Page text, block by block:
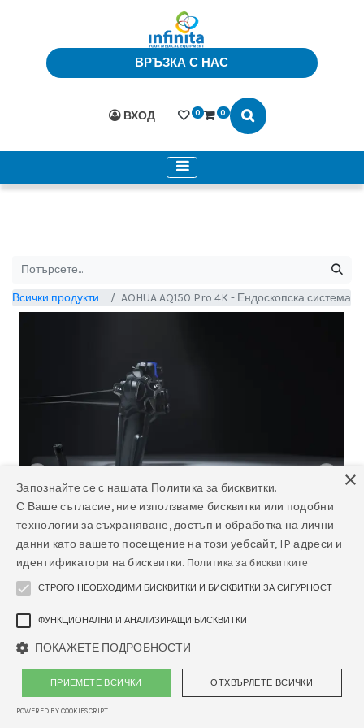
ВРЪЗКА С НАС
ВХОД 0 0
Всички продукти AOHUA AQ150 Pro 4K - Ендоскопска система
×
Запознайте се с нашата Политика за бисквитки.
С Ваше съгласие, ние използваме бисквитки или подобни
технологии за съхраняване, достъп и обработка на лични
данни като вашето посещение на този уебсайт, IP адреси и
идентификатори на бисквитки. Политика за бисквитките
СТРОГО НЕОБХОДИМИ БИСКВИТКИ И БИСКВИТКИ ЗА СИГУРНОСТ
ФУНКЦИОНАЛНИ И АНАЛИЗИРАЩИ БИСКВИТКИ
ПОКАЖЕТЕ ПОДРОБНОСТИ
ПРИЕМЕТЕ ВСИЧКИ ОТХВЪРЛЕТЕ ВСИЧКИ
POWERED BY COOKIESCRIPT